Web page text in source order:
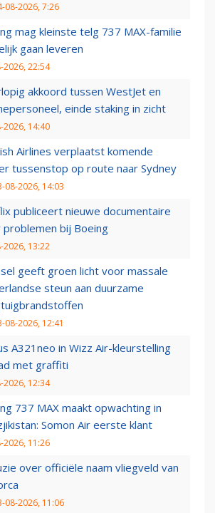
08-2026, 7:26
mag kleinste telg 737 MAX-familie
gaan leveren
2026, 22:54
akkoord tussen WestJet en
einde staking in zicht
2026, 14:40
Airlines verplaatst komende
tussenstop op route naar Sydney
08-2026, 14:03
publiceert nieuwe documentaire
problemen bij Boeing
2026, 13:22
geeft groen licht voor massale
steun aan duurzame
08-2026, 12:41
A321neo in Wizz Air-kleurstelling
met graffiti
2026, 12:34
737 MAX maakt opwachting in
Somon Air eerste klant
2026, 11:26
over officiële naam vliegveld van
08-2026, 11:06